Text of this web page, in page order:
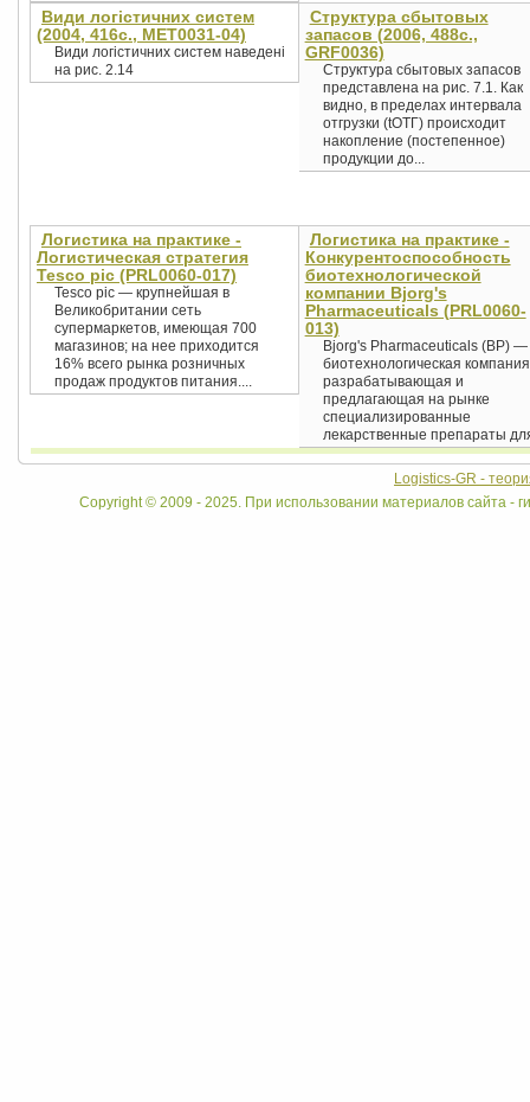
Види логістичних систем
(2004, 416с., MET0031-04)
Види логістичних систем наведені
на рис. 2.14
Структура сбытовых
запасов (2006, 488с.,
GRF0036)
Структура сбытовых запасов
представлена на рис. 7.1. Как
видно, в пределах интервала
отгрузки (tОТГ) происходит
накопление (постепенное)
продукции до...
Логистика на практике -
Логистическая стратегия
Tesco pic (PRL0060-017)
Tesco pic — крупнейшая в
Великобритании сеть
супермаркетов, имеющая 700
магазинов; на нее приходится
16% всего рынка розничных
продаж продуктов питания....
Логистика на практике -
Конкурентоспособность
биотехнологической
компании Bjorg's
Pharmaceuticals (PRL0060-
013)
Bjorg's Pharmaceuticals (BP) —
биотехнологическая
разрабатывающая и
предлагающая на рынке
специализированные
лекарственные препараты
Logistics-GR -
Copyright © 2009 - 2025. При использовании материалов сайта -